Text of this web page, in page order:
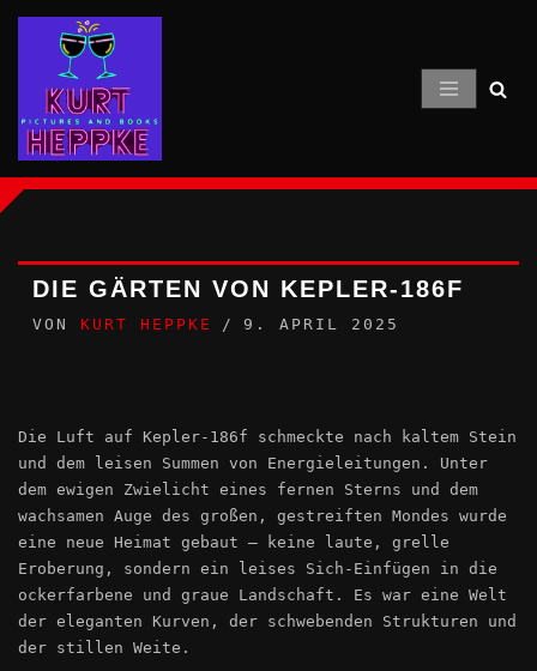
Inhalt
springen
DIE GÄRTEN VON KEPLER-186F
VON KURT HEPPKE 9. APRIL 2025
Die Luft auf Kepler-186f schmeckte nach kaltem Stein
und dem leisen Summen von Energieleitungen. Unter
dem ewigen Zwielicht eines fernen Sterns und dem
wachsamen Auge des großen, gestreiften Mondes wurde
eine neue Heimat gebaut – keine laute, grelle
Eroberung, sondern ein leises Sich-Einfügen in die
ockerfarbene und graue Landschaft. Es war eine Welt
der eleganten Kurven, der schwebenden Strukturen und
der stillen Weite.